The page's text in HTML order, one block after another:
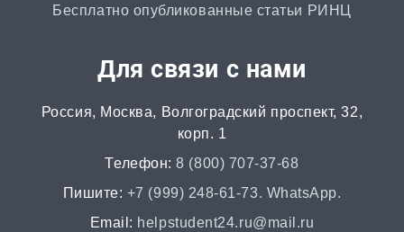
Бесплатно опубликованные статьи РИНЦ
Для связи с нами
Россия, Москва, Волгоградский проспект, 32,
корп. 1
Телефон:8 (800) 707-37-68
Пишите: +7 (999) 248-61-73. WhatsApp.
Email: helpstudent24.ru@mail.ru